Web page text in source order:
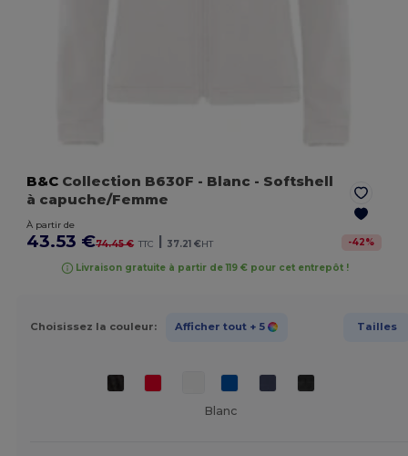
B&C Collection B630F - Blanc - Softshell
à capuche/Femme
À partir de
43.53 €74.45 € TTC | 37.21 €HT -42%
Livraison gratuite à partir de 119 € pour cet entrepôt !
Choisissez la couleur: Afficher tout + 5 Tailles
Blanc